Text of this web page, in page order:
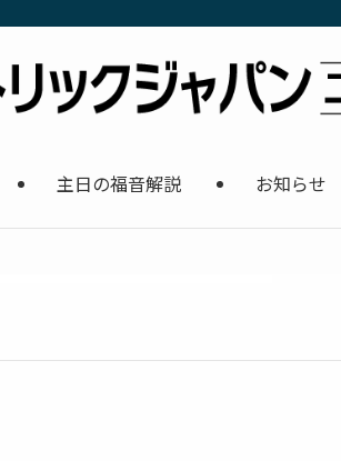
主日の福音解説 お知らせ